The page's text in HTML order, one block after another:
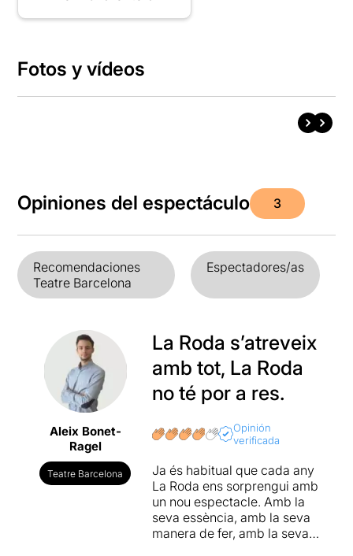
Fotos y vídeos
Opiniones del espectáculo 3
Recomendaciones
Teatre Barcelona
Espectadores/as
Aleix Bonet-
Ragel
Teatre Barcelona
La Roda s’atreveix
amb tot, La Roda
no té por a res.
Opinión
verificada
Ja és habitual que cada any
La Roda ens sorprengui amb
un nou espectacle. Amb la
seva essència, amb la seva
manera de fer, amb la seva